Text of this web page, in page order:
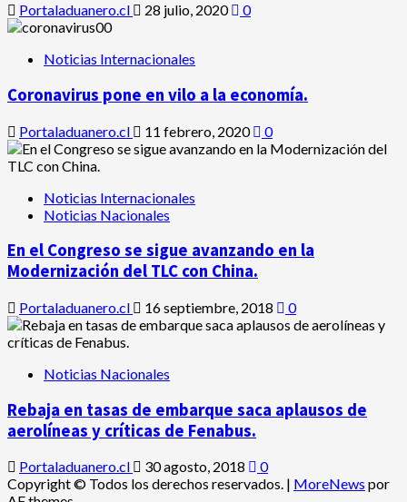
Portaladuanero.cl 28 julio, 2020 0
Noticias Internacionales
Coronavirus pone en vilo a la economía.
Portaladuanero.cl 11 febrero, 2020 0
Noticias Internacionales
Noticias Nacionales
En el Congreso se sigue avanzando en la
Modernización del TLC con China.
Portaladuanero.cl 16 septiembre, 2018 0
Noticias Nacionales
Rebaja en tasas de embarque saca aplausos de
aerolíneas y críticas de Fenabus.
Portaladuanero.cl 30 agosto, 2018
0
Copyright © Todos los derechos reservados. | MoreNews por